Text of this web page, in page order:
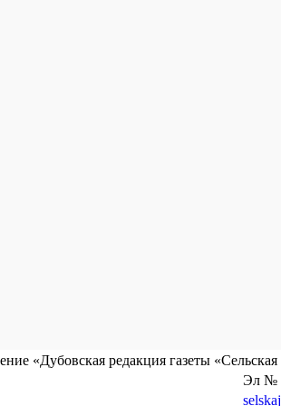
«Дубовская редакция газеты «Сельская
Эл №